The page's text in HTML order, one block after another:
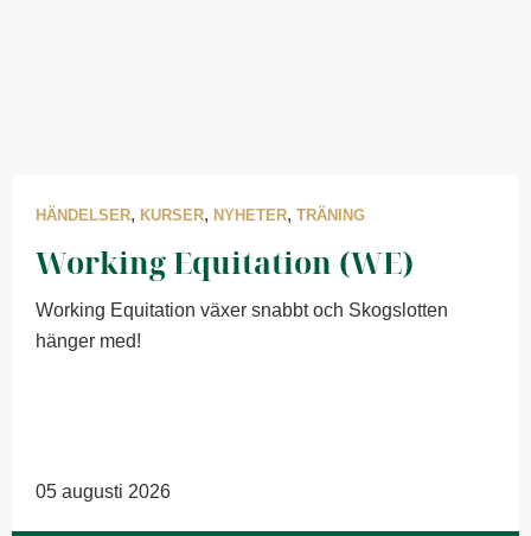
HÄNDELSER, KURSER, NYHETER, TRÄNING
Working Equitation (WE)
Working Equitation växer snabbt och Skogslotten
hänger med!
05 augusti 2026